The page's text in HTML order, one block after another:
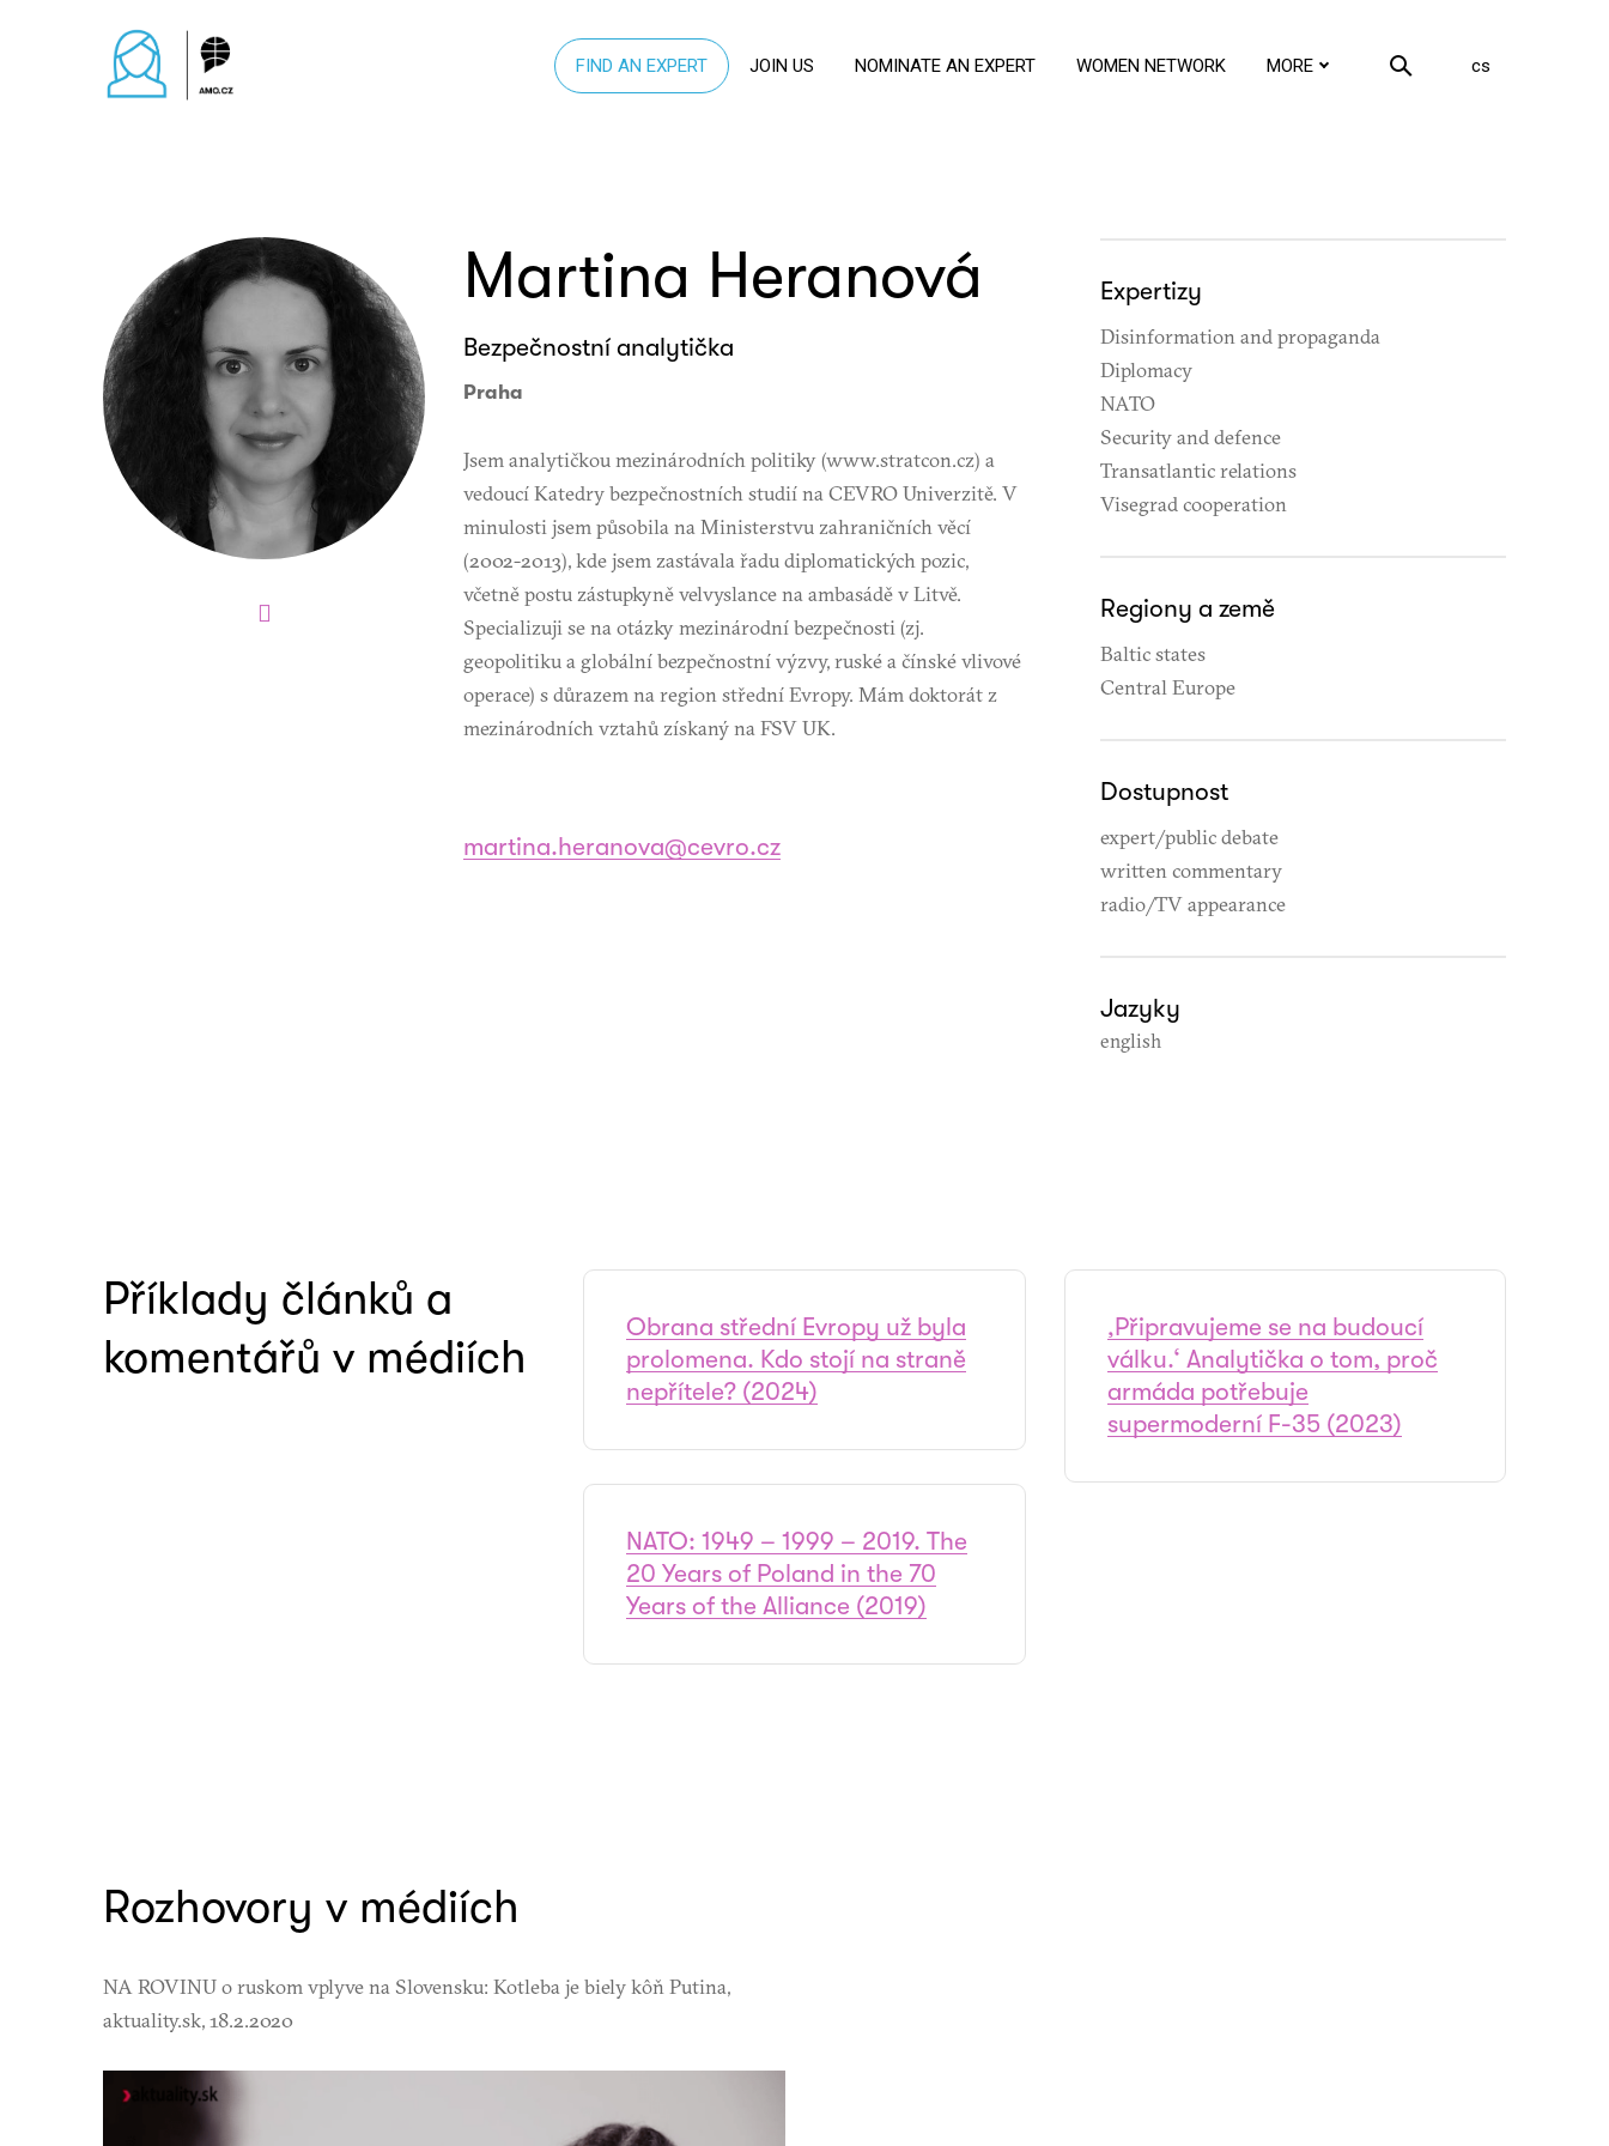
FIND AN EXPERT JOIN US NOMINATE AN EXPERT WOMEN NETWORK MORE cs
Martina Heranová
Bezpečnostní analytička
Praha
Jsem analytičkou mezinárodních politiky (www.stratcon.cz) a
vedoucí Katedry bezpečnostních studií na CEVRO Univerzitě. V
minulosti jsem působila na Ministerstvu zahraničních věcí
(2002-2013), kde jsem zastávala řadu diplomatických pozic,
včetně postu zástupkyně velvyslance na ambasádě v Litvě.
Specializuji se na otázky mezinárodní bezpečnosti (zj.
geopolitiku a globální bezpečnostní výzvy, ruské a čínské vlivové
operace) s důrazem na region střední Evropy. Mám doktorát z
mezinárodních vztahů získaný na FSV UK.
martina.heranova@cevro.cz
Expertizy
Disinformation and propaganda
Diplomacy
NATO
Security and defence
Transatlantic relations
Visegrad cooperation
Regiony a země
Baltic states
Central Europe
Dostupnost
expert/public debate
written commentary
radio/TV appearance
Jazyky
english
Příklady článků a
komentářů v médiích
Obrana střední Evropy už byla
prolomena. Kdo stojí na straně
nepřítele? (2024)
NATO: 1949 – 1999 – 2019. The
20 Years of Poland in the 70
Years of the Alliance (2019)
‚Připravujeme se na budoucí
válku.‘ Analytička o tom, proč
armáda potřebuje
supermoderní F-35 (2023)
Rozhovory v médiích
NA ROVINU o ruskom vplyve na Slovensku: Kotleba je biely kôň Putina,
aktuality.sk, 18.2.2020